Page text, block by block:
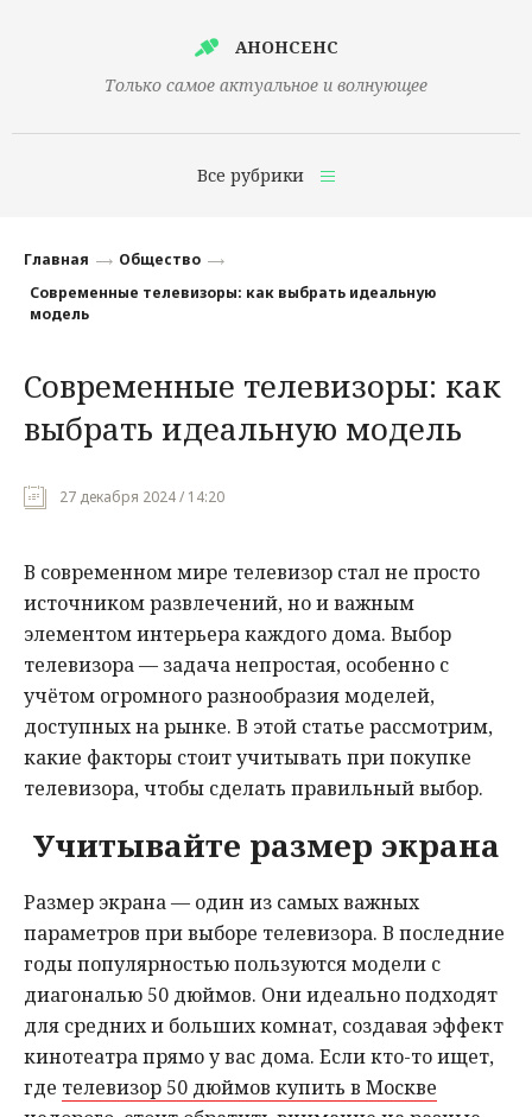
АНОНСЕНС
Только самое актуальное и волнующее
Все рубрики
Финансы
Наука
Культура
Мнения
Происшествия
Главная
Общество
Современные телевизоры: как выбрать идеальную
модель
Современные телевизоры: как
выбрать идеальную модель
27 декабря 2024 / 14:20
В современном мире телевизор стал не просто
источником развлечений, но и важным
элементом интерьера каждого дома. Выбор
телевизора — задача непростая, особенно с
учётом огромного разнообразия моделей,
доступных на рынке. В этой статье рассмотрим,
какие факторы стоит учитывать при покупке
телевизора, чтобы сделать правильный выбор.
Учитывайте размер экрана
Размер экрана — один из самых важных
параметров при выборе телевизора. В последние
годы популярностью пользуются модели с
диагональю 50 дюймов. Они идеально подходят
для средних и больших комнат, создавая эффект
кинотеатра прямо у вас дома. Если кто-то ищет,
где телевизор 50 дюймов купить в Москве